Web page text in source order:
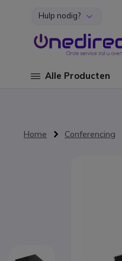
Ga naar de inhoud
Hulp nodig?
Alle Producten
Home Conferencing